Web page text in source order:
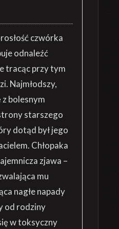
czwórka
odnaleźć
tracąc przy tym
Najmłodszy,
z bolesnym
starszego
dotąd był jego
Chłopaka
zjawa –
mu
nagłe napady
od rodziny
w toksyczny